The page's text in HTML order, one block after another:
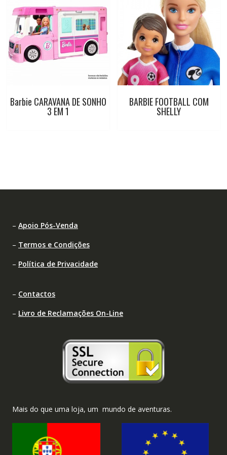
Barbie CARAVANA DE SONHO
3 EM 1
BARBIE FOOTBALL COM
SHELLY
– Apoio Pós-Venda
– Termos e Condições
– Política de Privacidade
– Contactos
– Livro de Reclamações On-Line
Mais do que uma loja, um mundo de aventuras.